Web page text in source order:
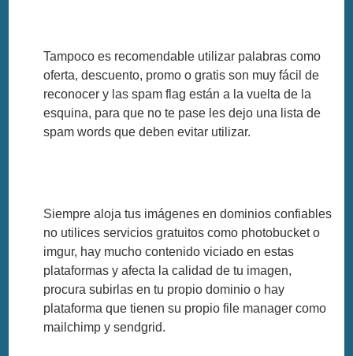
Tampoco es recomendable utilizar palabras como
oferta, descuento, promo o gratis son muy fácil de
reconocer y las spam flag están a la vuelta de la
esquina, para que no te pase les dejo una lista de
spam words que deben evitar utilizar.
Siempre aloja tus imágenes en dominios confiables
no utilices servicios gratuitos como photobucket o
imgur, hay mucho contenido viciado en estas
plataformas y afecta la calidad de tu imagen,
procura subirlas en tu propio dominio o hay
plataforma que tienen su propio file manager como
mailchimp y sendgrid.